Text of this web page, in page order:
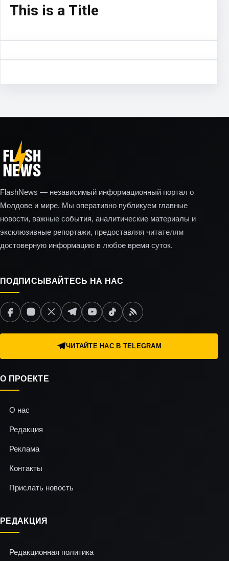
This is a Title
FlashNews — независимый информационный портал о
Молдове и мире. Мы оперативно публикуем главные
новости, важные события, аналитические материалы и
эксклюзивные репортажи, предоставляя читателям
достоверную информацию в любое время суток.
ПОДПИСЫВАЙТЕСЬ НА НАС
ЧИТАЙТЕ НАС В TELEGRAM
О ПРОЕКТЕ
О нас
Редакция
Реклама
Контакты
Прислать новость
РЕДАКЦИЯ
Редакционная политика